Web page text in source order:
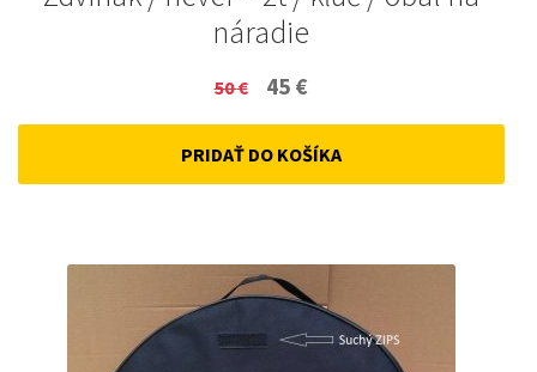
náradie
50€
Original
price
was:
45 €
price
is:
PRIDAŤ DO KOŠÍKA